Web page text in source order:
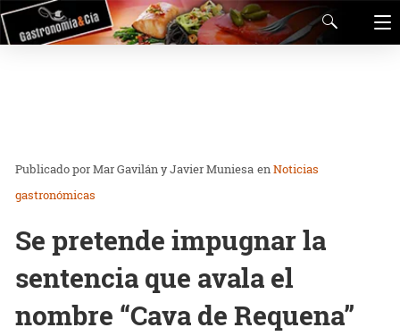
Mar Gavilán y Javier Muniesa enNoticias
gastronómicas
Se pretende impugnar la
sentencia que avala el
nombre “Cava de Requena”